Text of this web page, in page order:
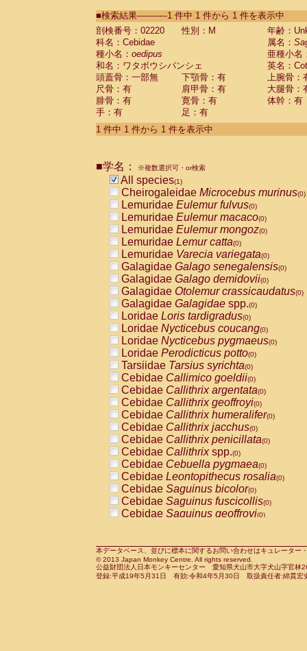
CebidaeSaguinus labiatus(0)
Cebidae Saguinus leucopus (0)
Cebidae
Cebidae
CebidaeSaguinus nigricollis (0)
Cebidae Saguinus oedipus
Cebidae Saguinus weddelli
Cebidae Saguinusspp.
Cebidae Aotus trivirgatus
Cebidae Cebus albifrons
CebidaeCebus nigrivittatus
CebidaeCebus
CebidaeSaimiri boliviensis(0)
CebidaeSaimiri sciureus(0)
AtelidaeAlouatta caraya(0)
AtelidaeAlouatta fusca(0)
AtelidaeAlouatta seniculus
AtelidaeAlouattaspp.(0)
AtelidaeAteles belzebuth(0)
AtelidaeAteles geoffroyi(0)
AtelidaeAteles paniscus(0)
AtelidaeAtelesspp.(0)
Atelidae Lagothrix lagothricha
AtelidaeLagothrix lagothricha cana
PitheciidaeCacajao calvus
PitheciidaeCallicebus cupreus
PitheciidaeCallicebus donacophilus
PitheciidaeCallicebus moloch
PitheciidaeCallicebus torquatus
PitheciidaeCallicebusspp.(0)
PitheciidaeChiropotes satanas(0)
PitheciidaePithecia monachus
PitheciidaePithecia pithecia(0)
CercopithecidaeCercocebus agilis
CercopithecidaeCercocebus
CercopithecidaeCercocebus
CercopithecidaeCercocebus
CercopithecidaeCercocebus
CercopithecidaeCercocebushybrid
CercopithecidaePapio anubis(0)
CercopithecidaePapio cynocephalus
CercopithecidaePapio hamadryas(0)
■検索結果-----------1 件中 1 件から 1 件を表示中
剖検番号：02220
性別：M
年齢：
科名：Cebidae
属名：
種小名： oedipus
亜種小名
和名：ワタボウシパンシェ
英名：
頭蓋骨：一部無
下顎骨：有
上腕骨：
尺骨：有
肩甲骨：有
大腿骨：
腓骨：有
寛骨：有
体幹：有
手：有
足：有
1 件中 1 件から 1 件を表示中
■学名： ※複数選択可・or検索
All species(1)
Cheirogaleidae Microcebus murinus(0)
Lemuridae Eulemur fulvus(0)
Lemuridae Eulemur macaco(0)
Lemuridae Eulemur mongoz(0)
Lemuridae Lemur catta(0)
Lemuridae Varecia variegata(0)
Galagidae Galago senegalensis(0)
Galagidae Galago demidovii(0)
Galagidae Otolemur crassicaudatus(0)
Galagidae Galagidae spp.(0)
Loridae Loris tardigradus(0)
Loridae Nycticebus coucang(0)
Loridae Nycticebus pygmaeus(0)
Loridae Perodicticus potto(0)
Tarsiidae Tarsius syrichta(0)
Cebidae Callimico goeldii(0)
Cebidae Callithrix argentata(0)
Cebidae Callithrix geoffroyi(0)
Cebidae Callithrix humeralifer(0)
Cebidae Callithrix jacchus(0)
Cebidae Callithrix penicillata(0)
Cebidae Callithrixspp.(0)
Cebidae Cebuella pygmaea(0)
Cebidae Leontopithecus rosalia(0)
Cebidae Saguinus bicolor(0)
Cebidae Saguinus fuscicollis(0)
Cebidae Saguinus geoffroyi(0)
CebidaeSaguinus leucopus(0)
CebidaeSaguinus midas(0)
Cebidae Saguinus mystax(0)
本データベース、並びに標本に関するお問い合わせはキュレータ
© 2013 Japan Monkey Centre. All rights reserved.
公益財団法人日本モンキーセンター 愛知県犬山市大字犬山字官
登録:平成19年5月31日 有効:令和4年5月30日 取扱責任者:綿貫宏